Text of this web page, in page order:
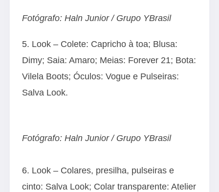
Fotógrafo: Haln Junior / Grupo YBrasil
5. Look – Colete: Capricho à toa; Blusa:
Dimy; Saia: Amaro; Meias: Forever 21; Bota:
Vilela Boots; Óculos: Vogue e Pulseiras:
Salva Look.
Fotógrafo: Haln Junior / Grupo YBrasil
6. Look – Colares, presilha, pulseiras e
cinto: Salva Look; Colar transparente: Atelier